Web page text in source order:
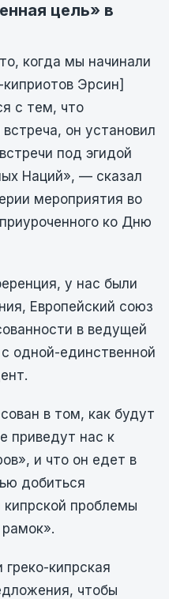
цель» в
когда мы начинали
Эрсин]
с тем, что
он установил
под эгидой
Наций», — сказал
мероприятия во
ко Дню
у нас были
Европейский союз
в ведущей
одной-единственной
в том, как будут
приведут нас к
и что он едет в
добиться
кипрской проблемы
кипрская
чтобы